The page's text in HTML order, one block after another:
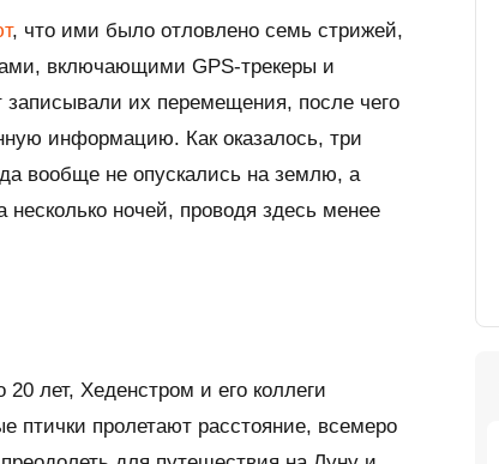
, что ими было отловлено семь стрижей,
включающими GPS-трекеры и
записывали их перемещения, после чего
информацию. Как оказалось, три
вообще не опускались на землю, а
ночей, проводя здесь менее
лет, Хеденстром и его коллеги
птички пролетают расстояние, всемеро